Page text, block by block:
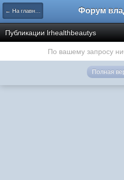
← На главную
Публикации lrhealthbeautys
По вашему запросу
Полная